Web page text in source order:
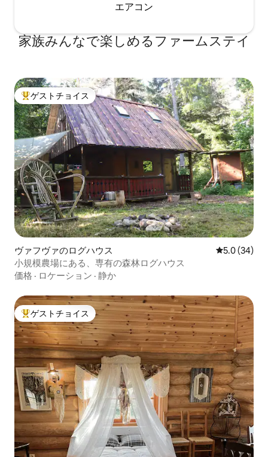
エアコン
家族みんなで楽しめるファームステイ
大好評のゲストチョイスです。
ゲストチョイス
ヴァフヴァのログハウス レビュー34
5.0 (34)
小規模農場にある、専有の森林ログハウス
価格 · ロケーション · 静か
大好評のゲストチョイスです。
ゲストチョイス